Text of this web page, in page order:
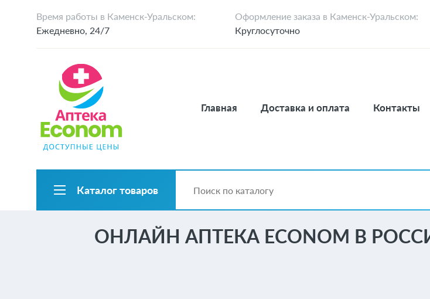
Время работы в Каменск-Уральском:
Ежедневно, 24/7
Оформление заказа в Каменск-Уральском:
Круглосуточно
Главная Доставка и оплата Контакты
Каталог товаров
ОНЛАЙН АПТЕКА ECONOM В